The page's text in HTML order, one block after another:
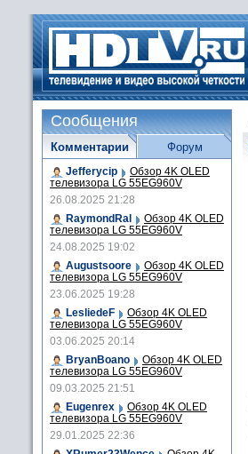
Сообщения
Комментарии
Jefferycip Обзор 4K OLED
телевизора LG 55EG960V
26.08.2025 21:28
RaymondRal
Обзор 4K OLED
телевизора LG 55EG960V
24.08.2025 19:02
Augustsoore
Обзор 4K OLED
телевизора LG 55EG960V
23.06.2025 19:28
LesliedeF
Обзор 4K OLED
телевизора LG 55EG960V
03.06.2025 20:14
BryanBoano
Обзор 4K OLED
телевизора LG 55EG960V
09.03.2025 21:51
Eugenrex
Обзор 4K OLED
телевизора LG 55EG960V
29.01.2025 22:36
Форум